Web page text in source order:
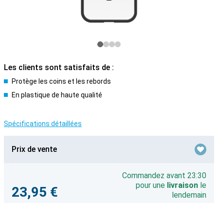
Les clients sont satisfaits de :
Protège les coins et les rebords
En plastique de haute qualité
Spécifications détaillées
Prix de vente
23,95 €
Commandez avant 23:30
pour une livraison le
lendemain